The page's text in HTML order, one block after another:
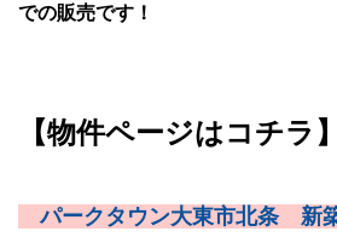
での販売です！
【物件ページはコチラ】
パークタウン大東市北条 新